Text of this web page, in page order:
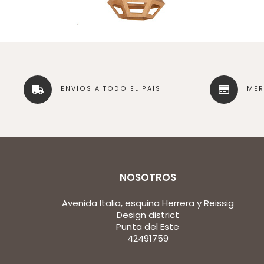
ENVÍOS A TODO EL PAÍS
NOSOTROS
Avenida Italia, esquina Herrera y Reissig
Design district
Punta del Este
42491759